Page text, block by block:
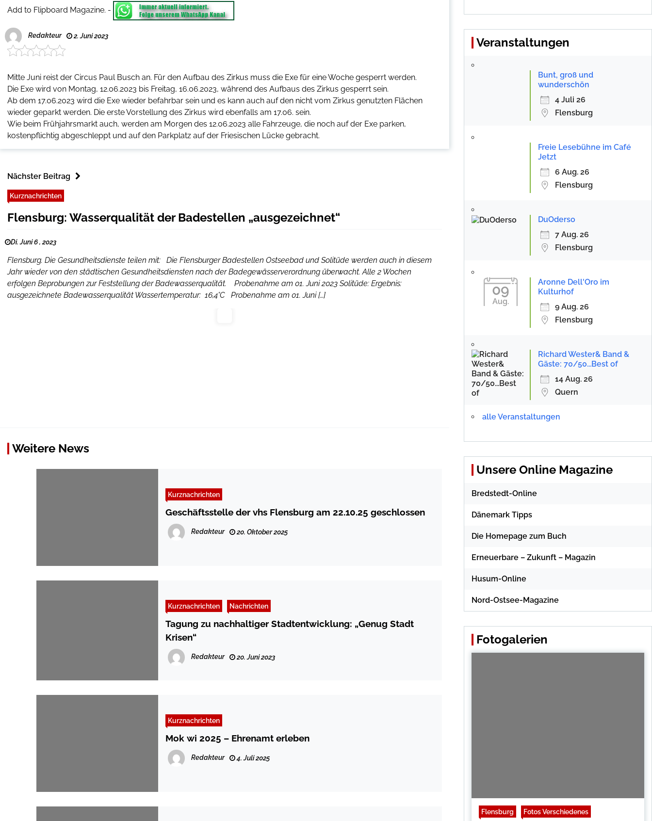
Add to Flipboard Magazine. -
Redakteur 2. Juni 2023
Mitte Juni reist der Circus Paul Busch an. Für den Aufbau des Zirkus muss die Exe für eine Woche gesperrt werden.
Die Exe wird von Montag, 12.06.2023 bis Freitag, 16.06.2023, während des Aufbaus des Zirkus gesperrt sein.
Ab dem 17.06.2023 wird die Exe wieder befahrbar sein und es kann auch auf den nicht vom Zirkus genutzten Flächen
wieder geparkt werden. Die erste Vorstellung des Zirkus wird ebenfalls am 17.06. sein.
Wie beim Frühjahrsmarkt auch, werden am Morgen des 12.06.2023 alle Fahrzeuge, die noch auf der Exe parken,
kostenpflichtig abgeschleppt und auf den Parkplatz auf der Friesischen Lücke gebracht.
Nächster Beitrag
Kurznachrichten
Flensburg: Wasserqualität der Badestellen „ausgezeichnet“
Di. Juni 6 , 2023
Flensburg. Die Gesundheitsdienste teilen mit: Die Flensburger Badestellen Ostseebad und Solitüde werden auch in diesem
Jahr wieder von den städtischen Gesundheitsdiensten nach der Badegewässerverordnung überwacht. Alle 2 Wochen
erfolgen Beprobungen zur Feststellung der Badewasserqualität. Probenahme am 01. Juni 2023 Solitüde: Ergebnis:
ausgezeichnete Badewasserqualität Wassertemperatur: 16,4°C Probenahme am 01. Juni […]
Weitere News
Kurznachrichten
Geschäftsstelle der vhs Flensburg am 22.10.25 geschlossen
Redakteur 20. Oktober 2025
Kurznachrichten Nachrichten
Tagung zu nachhaltiger Stadtentwicklung: „Genug Stadt
Krisen“
Redakteur 20. Juni 2023
Kurznachrichten
Mok wi 2025 – Ehrenamt erleben
Redakteur 4. Juli 2025
Veranstaltungen
Bunt, groß und
wunderschön
4 Juli 26
Flensburg
Freie Lesebühne im Café
Jetzt
6 Aug. 26
Flensburg
DuOderso
7 Aug. 26
Flensburg
09
Aug.
Aronne Dell'Oro im
Kulturhof
9 Aug. 26
Flensburg
Richard Wester& Band &
Gäste: 70/50...Best of
14 Aug. 26
Quern
alle Veranstaltungen
Unsere Online Magazine
Bredstedt-Online
Dänemark Tipps
Die Homepage zum Buch
Erneuerbare – Zukunft – Magazin
Husum-Online
Nord-Ostsee-Magazine
Fotogalerien
Flensburg Fotos Verschiedenes